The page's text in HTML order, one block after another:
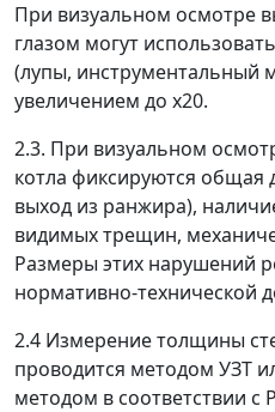
При визуальном осмотре
глазом могут
(лупы, инструментальный
увеличением до х20.
2.3. При визуальном
котла фиксируются общая
выход из ранжира),
видимых трещин,
Размеры этих нарушений
нормативно-технической
2.4 Измерение толщины
проводится методом УЗТ
методом в соответствии с